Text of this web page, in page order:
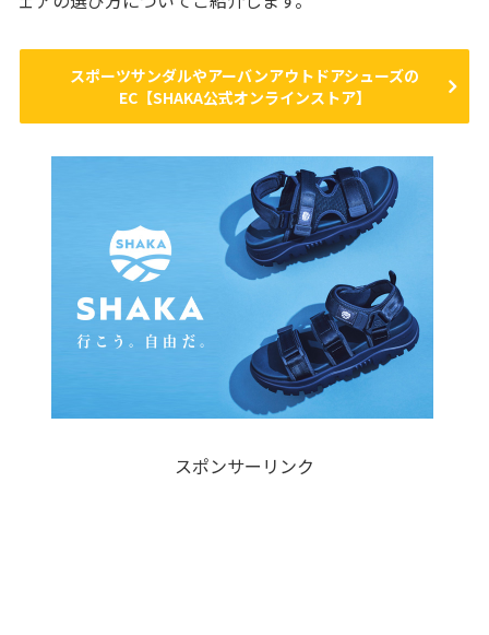
スポーツサンダルやアーバンアウトドアシューズの
EC【SHAKA公式オンラインストア】
スポンサーリンク